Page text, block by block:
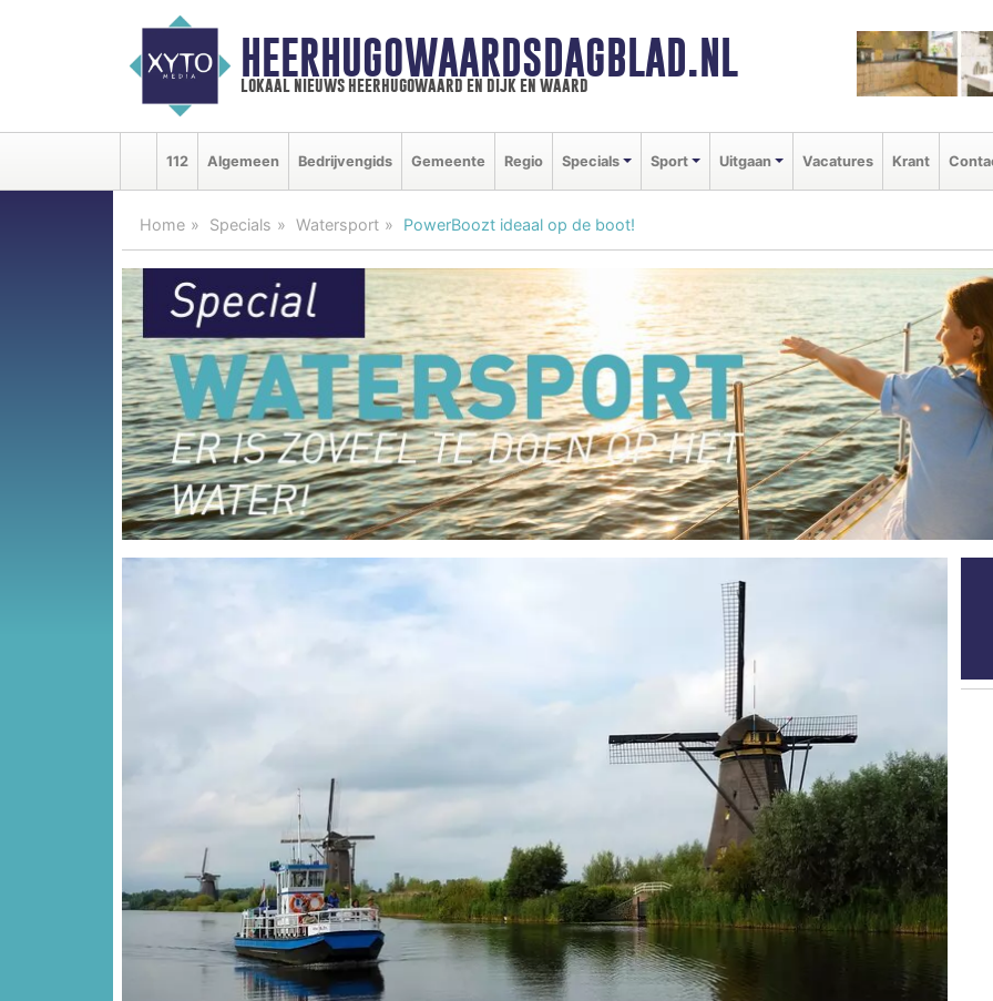
HEERHUGOWAARDSDAGBLAD.NL
lokaal nieuws heerhugowaard en dijk en waard
112 Algemeen Bedrijvengids Gemeente Regio Specials Sport Uitgaan Vacatures Krant
Home Specials Watersport PowerBoozt ideaal op de boot!